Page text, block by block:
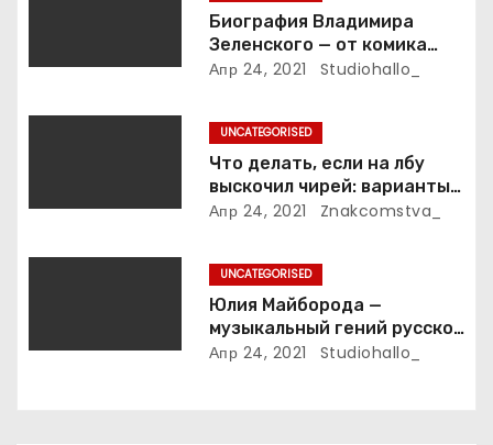
п
и
я
Биография Владимира
Зеленского — от комика
студии «Квартал 95» до
личная жизнь
Апр 24, 2021 Studiohallo_
UNCATEGORISED
Что делать, если на лбу
выскочил чирей: варианты
лечения
Апр 24, 2021 Znakcomstva_
UNCATEGORISED
Юлия Майборода —
музыкальный гений русской
эстрады и победительница
Апр 24, 2021 Studiohallo_